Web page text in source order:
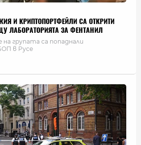
И КРИПТОПОРТФЕЙЛИ СА ОТКРИТИ
ЛАБОРАТОРИЯТА ЗА ФЕНТАНИЛ
групата са попаднали
в Русе